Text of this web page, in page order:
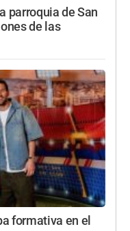
parroquia de San
de las
formativa en el